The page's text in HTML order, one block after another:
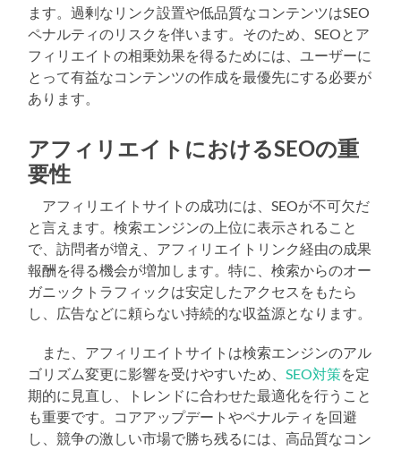
ます。過剰なリンク設置や低品質なコンテンツはSEO
ペナルティのリスクを伴います。そのため、SEOとア
フィリエイトの相乗効果を得るためには、ユーザーに
とって有益なコンテンツの作成を最優先にする必要が
あります。
アフィリエイトにおけるSEOの重
要性
アフィリエイトサイトの成功には、SEOが不可欠だ
と言えます。検索エンジンの上位に表示されること
で、訪問者が増え、アフィリエイトリンク経由の成果
報酬を得る機会が増加します。特に、検索からのオー
ガニックトラフィックは安定したアクセスをもたら
し、広告などに頼らない持続的な収益源となります。
また、アフィリエイトサイトは検索エンジンのアル
ゴリズム変更に影響を受けやすいため、SEO対策を定
期的に見直し、トレンドに合わせた最適化を行うこと
も重要です。コアアップデートやペナルティを回避
し、競争の激しい市場で勝ち残るには、高品質なコン